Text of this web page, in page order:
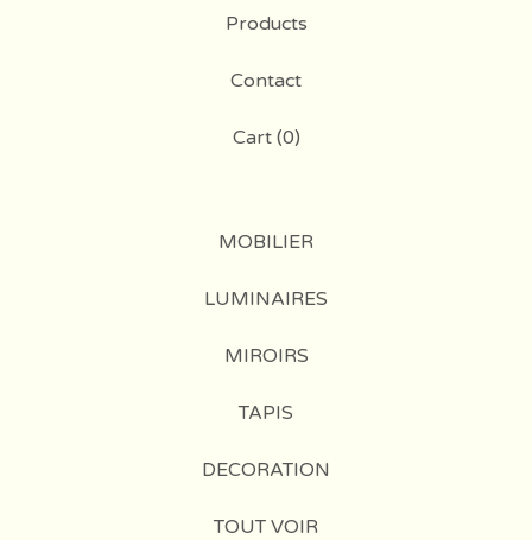
Products
Contact
Cart (0)
MOBILIER
LUMINAIRES
MIROIRS
TAPIS
DECORATION
TOUT VOIR